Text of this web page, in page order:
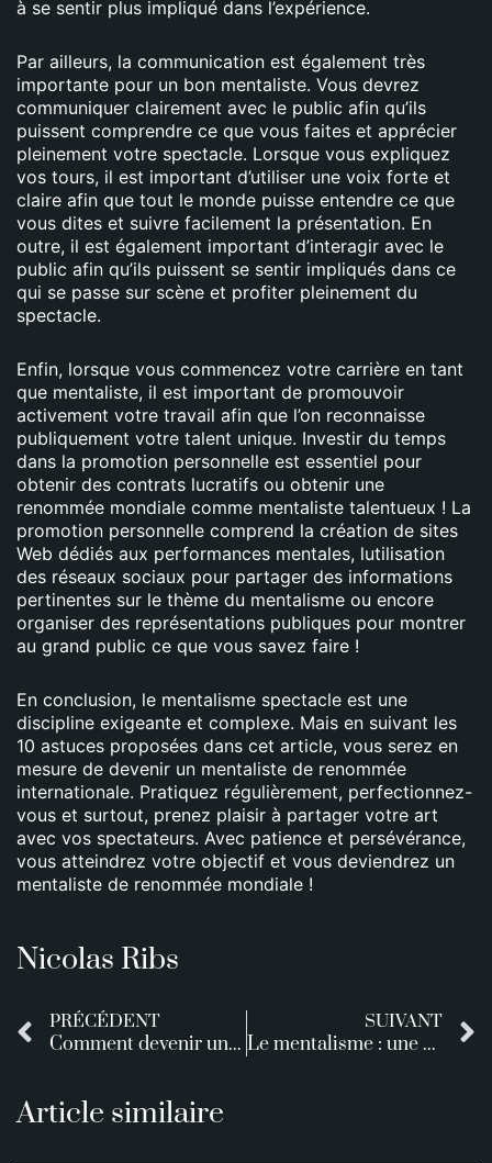
à se sentir plus impliqué dans l’expérience.
Par ailleurs, la communication est également très
importante pour un bon mentaliste. Vous devrez
communiquer clairement avec le public afin qu’ils
puissent comprendre ce que vous faites et apprécier
pleinement votre spectacle. Lorsque vous expliquez
vos tours, il est important d’utiliser une voix forte et
claire afin que tout le monde puisse entendre ce que
vous dites et suivre facilement la présentation. En
outre, il est également important d’interagir avec le
public afin qu’ils puissent se sentir impliqués dans ce
qui se passe sur scène et profiter pleinement du
spectacle.
Enfin, lorsque vous commencez votre carrière en tant
que mentaliste, il est important de promouvoir
activement votre travail afin que l’on reconnaisse
publiquement votre talent unique. Investir du temps
dans la promotion personnelle est essentiel pour
obtenir des contrats lucratifs ou obtenir une
renommée mondiale comme mentaliste talentueux ! La
promotion personnelle comprend la création de sites
Web dédiés aux performances mentales, lutilisation
des réseaux sociaux pour partager des informations
pertinentes sur le thème du mentalisme ou encore
organiser des représentations publiques pour montrer
au grand public ce que vous savez faire !
En conclusion, le mentalisme spectacle est une
discipline exigeante et complexe. Mais en suivant les
10 astuces proposées dans cet article, vous serez en
mesure de devenir un mentaliste de renommée
internationale. Pratiquez régulièrement, perfectionnez-
vous et surtout, prenez plaisir à partager votre art
avec vos spectateurs. Avec patience et persévérance,
vous atteindrez votre objectif et vous deviendrez un
mentaliste de renommée mondiale !
Nicolas Ribs
PRÉCÉDENT
Comment devenir un mentaliste ? Les 10 astuces pour réussir !
SUIVANT
Le mentalisme : une discipline à part entière ?
Article similaire